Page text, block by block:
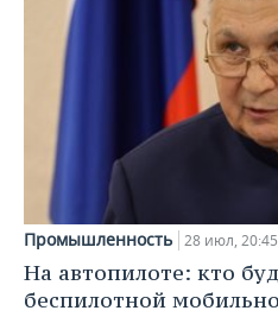
Промышленность 28 июл, 20:45
На автопилоте: кто
беспилотной